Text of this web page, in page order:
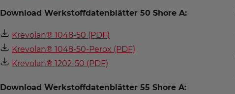
Download Werkstoffdatenblätter 50 Shore A:
Krevolan® 1048-50 (PDF)
Krevolan® 1048-50-Perox (PDF)
Krevolan® 1202-50 (PDF)
Download Werkstoffdatenblätter 55 Shore A: